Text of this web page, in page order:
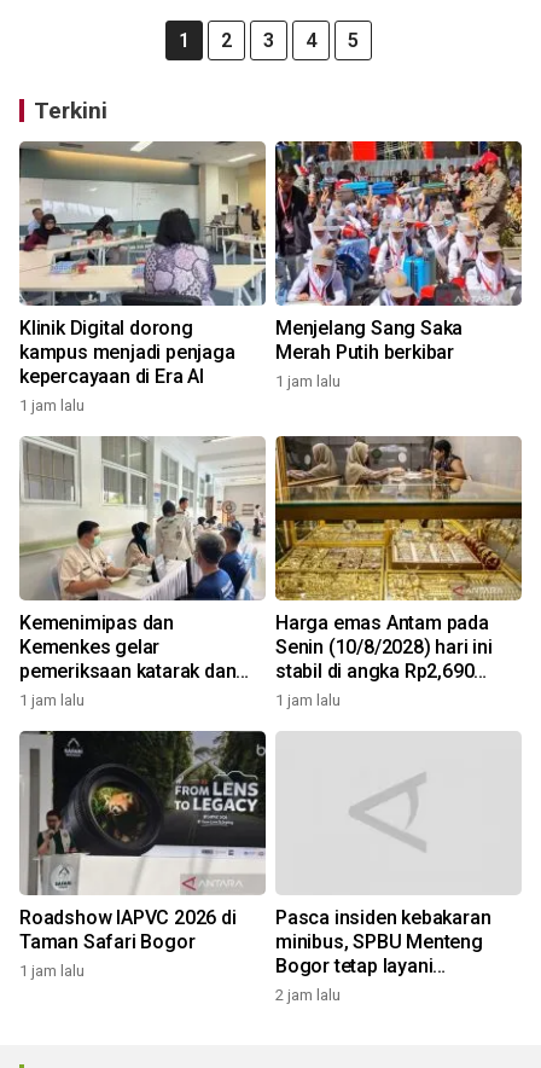
1 2 3 4 5
Terkini
Klinik Digital dorong
kampus menjadi penjaga
kepercayaan di Era AI
1 jam lalu
Menjelang Sang Saka
Merah Putih berkibar
1 jam lalu
Kemenimipas dan
Kemenkes gelar
pemeriksaan katarak dan
CKG sambut HUT RI
1 jam lalu
Harga emas Antam pada
Senin (10/8/2028) hari ini
stabil di angka Rp2,690
juta/gr
1 jam lalu
Roadshow IAPVC 2026 di
Taman Safari Bogor
1 jam lalu
Pasca insiden kebakaran
minibus, SPBU Menteng
Bogor tetap layani
pengisian solar
2 jam lalu